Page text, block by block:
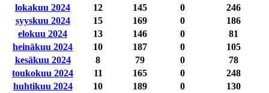
lokakuu 2024
12 145 0
246
syyskuu 2024
15 169 0
186
elokuu 2024
13 146 0
81
heinäkuu 2024
10 187 0
105
kesäkuu 2024
8 79 0
78
toukokuu 2024
11 165 0
248
huhtikuu 2024
10 189 0
130